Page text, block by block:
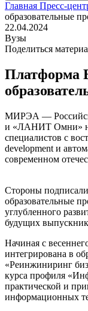
Главная Пресс-
образовательные
22.04.2024
Вузы
Поделиться
Платформа
МИРЭА —
и «ЛАНИТ Омни»
специалистов с
development и
современном
Стороны
образовательные
углубленного
будущих
Начиная с
интегрирована в
«Реинжиниринг
курса профиля
практической и
информационных